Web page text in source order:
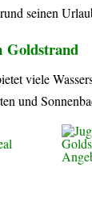
seinen
Goldstrand
viele
und